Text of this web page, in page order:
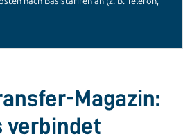
Magazin:
verbindet